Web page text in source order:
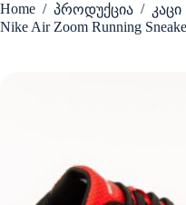
Home / პროდუქცია / კაცი
Nike Air Zoom Running